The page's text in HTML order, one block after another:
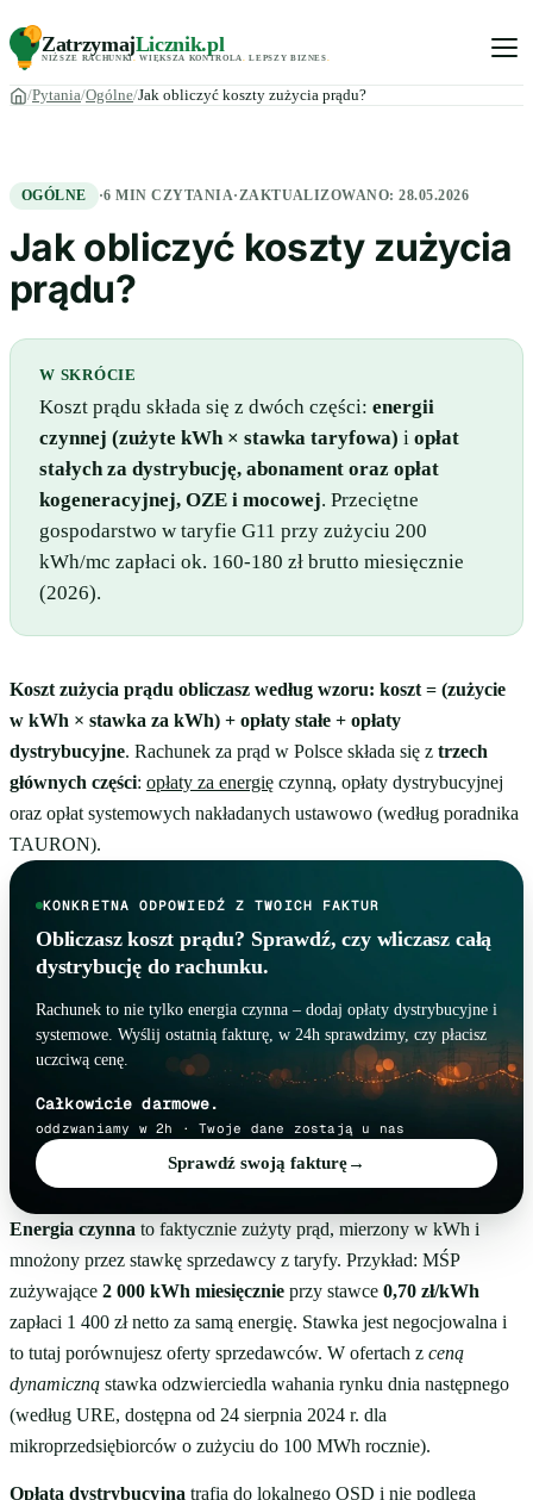
ZatrzymajLicznik.pl
NIŻSZE RACHUNKI. WIĘKSZA KONTROLA LEPSZY BIZNES
Pytania Ogólne Jak obliczyć koszty zużycia prądu?
OGÓLNE ·6 MIN CZYTANIA·ZAKTUALIZOWANO:28.05.2026
Jak obliczyć koszty zużycia
prądu?
W SKRÓCIE
Koszt prądu składa się z dwóch części: energii
czynnej (zużyte kWh × stawka taryfowa) i opłat
stałych za dystrybucję, abonament oraz opłat
kogeneracyjnej, OZE i mocowej. Przeciętne
gospodarstwo w taryfie G11 przy zużyciu 200
kWh/mc zapłaci ok. 160-180 zł brutto miesięcznie
(2026).
Koszt zużycia prądu obliczasz według wzoru: koszt = (zużycie
w kWh × stawka za kWh) + opłaty stałe + opłaty
dystrybucyjne. Rachunek za prąd w Polsce składa się z trzech
głównych części: opłaty za energię czynną, opłaty dystrybucyjnej
oraz opłat systemowych nakładanych ustawowo (według poradnika
TAURON).
KONKRETNA ODPOWIEDŹ Z TWOICH FAKTUR
Obliczasz koszt prądu? Sprawdź, czy wliczasz całą
dystrybucję do rachunku.
Rachunek to nie tylko energia czynna – dodaj opłaty dystrybucyjne i
systemowe. Wyślij ostatnią fakturę, w 24h sprawdzimy, czy płacisz
uczciwą cenę.
Sprawdź swoją fakturę→
Całkowicie darmowe.
oddzwaniamy w 2h · Twoje dane zostają u nas
Energia czynna to faktycznie zużyty prąd, mierzony w kWh i
mnożony przez stawkę sprzedawcy z taryfy. Przykład: MŚP
zużywające 2 000 kWh miesięcznie przy stawce 0,70 zł/kWh
zapłaci 1 400 zł netto za samą energię. Stawka jest negocjowalna i
to tutaj porównujesz oferty sprzedawców. W ofertach z ceną
dynamiczną stawka odzwierciedla wahania rynku dnia następnego
(według URE, dostępna od 24 sierpnia 2024 r. dla
mikroprzedsiębiorców o zużyciu do 100 MWh rocznie).
Opłata dystrybucyjna trafia do lokalnego OSD i nie podlega